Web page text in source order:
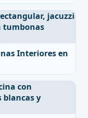
Interiores en